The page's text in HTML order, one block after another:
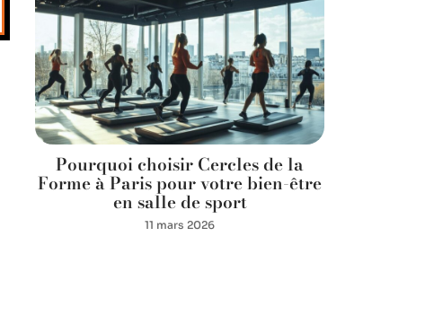
Pourquoi choisir Cercles de la
Forme à Paris pour votre bien-être
en salle de sport
11 mars 2026